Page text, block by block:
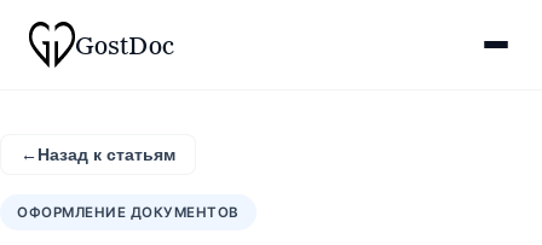
GostDoc
←Назад к статьям
ОФОРМЛЕНИЕ ДОКУМЕНТОВ